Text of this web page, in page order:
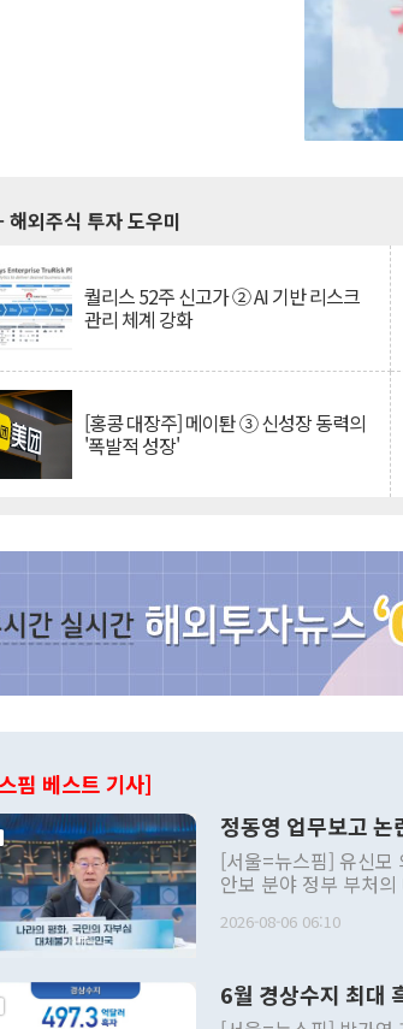
해외주식 투자 도우미
퀄리스 52주 신고가 ② AI 기반 리스크
관리 체계 강화
[홍콩 대장주] 메이퇀 ③ 신성장 동력의
'폭발적 성장'
핌 베스트 기사]
정동영 업무보고 논
[서울=뉴스핌] 유신모
안보 분야 정부 부처
발언 중에는 정부 내
주의적 희망에 근거한
관의 대북 정책 관련
2026-08-06 06:10
6월 경상수지 최대